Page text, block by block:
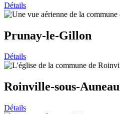
Détails
Prunay-le-Gillon
Détails
Roinville-sous-Auneau
Détails